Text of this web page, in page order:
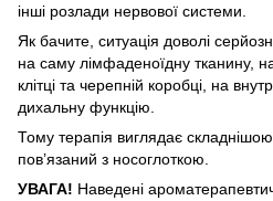
інші розлади нервової системи.
Як бачите, ситуація доволі
на саму лімфаденоїдну тканину,
клітці та черепній коробці, на
дихальну функцію.
Тому терапія виглядає
пов’язаний з носоглоткою.
УВАГА! Наведені